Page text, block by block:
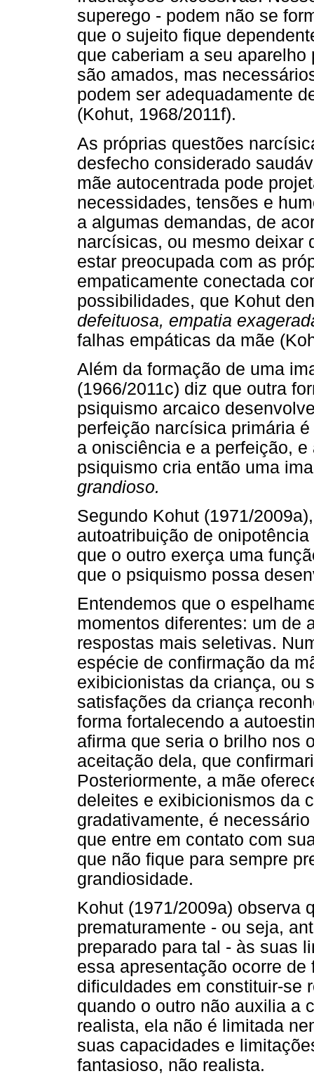
superego - podem não se
que o sujeito fique
que caberiam a seu
são amados, mas
podem ser adequadamente
(Kohut, 1968/2011f).
As próprias questões
desfecho considerado
mãe autocentrada pode
necessidades, tensões e
a algumas demandas, de
narcísicas, ou mesmo deixar
estar preocupada com as
empaticamente conectada
possibilidades, que Kohut
defeituosa, empatia
falhas empáticas da mãe
Além da formação de uma
(1966/2011c) diz que outra
psiquismo arcaico
perfeição narcísica primária
a onisciência e a perfeição,
psiquismo cria então uma
grandioso.
Segundo Kohut (1971/
autoatribuição de
que o outro exerça uma
que o psiquismo possa
Entendemos que o
momentos diferentes: um de
respostas mais seletivas.
espécie de confirmação da
exibicionistas da criança, ou
satisfações da criança
forma fortalecendo a
afirma que seria o brilho nos
aceitação dela, que
Posteriormente, a mãe
deleites e exibicionismos da
gradativamente, é
que entre em contato com
que não fique para sempre
grandiosidade.
Kohut (1971/2009a) observa
prematuramente - ou seja,
preparado para tal - às suas
essa apresentação ocorre
dificuldades em constituir-se
quando o outro não auxilia a
realista, ela não é limitada
suas capacidades e
fantasioso, não realista.